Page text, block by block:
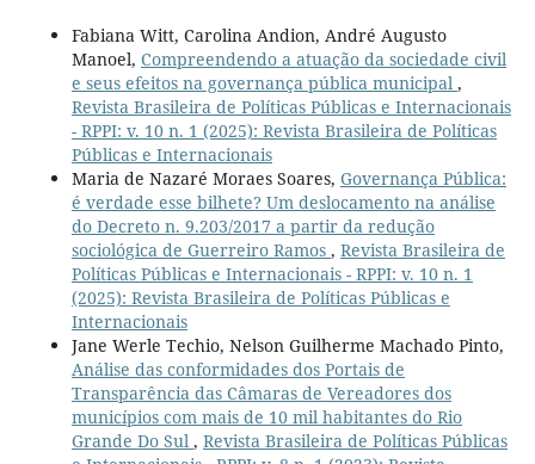
Fabiana Witt, Carolina Andion, André Augusto
Manoel, Compreendendo a atuação da sociedade civil
e seus efeitos na governança pública municipal ,
Revista Brasileira de Políticas Públicas e Internacionais
- RPPI: v. 10 n. 1 (2025): Revista Brasileira de Políticas
Públicas e Internacionais
Maria de Nazaré Moraes Soares, Governança Pública:
é verdade esse bilhete? Um deslocamento na análise
do Decreto n. 9.203/2017 a partir da redução
sociológica de Guerreiro Ramos , Revista Brasileira de
Políticas Públicas e Internacionais - RPPI: v. 10 n. 1
(2025): Revista Brasileira de Políticas Públicas e
Internacionais
Jane Werle Techio, Nelson Guilherme Machado Pinto,
Análise das conformidades dos Portais de
Transparência das Câmaras de Vereadores dos
municípios com mais de 10 mil habitantes do Rio
Grande Do Sul , Revista Brasileira de Políticas Públicas